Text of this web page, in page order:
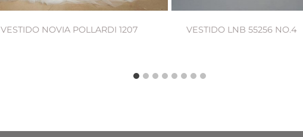
VESTIDO NOVIA POLLARDI 1207 VESTIDO LNB 55256 NO.4